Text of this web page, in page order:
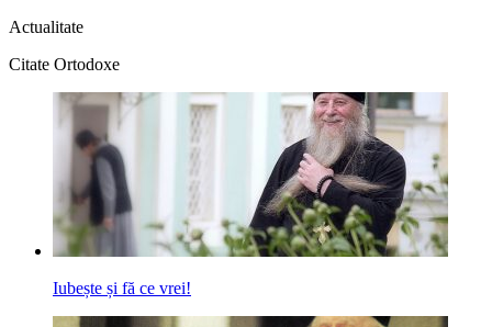
Actualitate
Citate Ortodoxe
Iubește și fă ce vrei!